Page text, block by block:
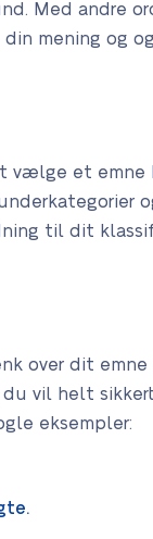
Med andre
mening og
vælge et emne
til dit
over dit emne
vil helt
eksempler: